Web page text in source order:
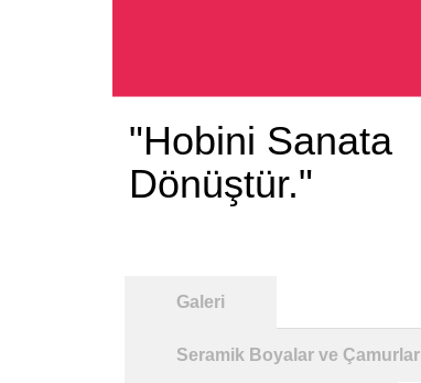
"Hobini Sanata
Dönüştür."
Galeri
Seramik Boyalar ve Çamurlar